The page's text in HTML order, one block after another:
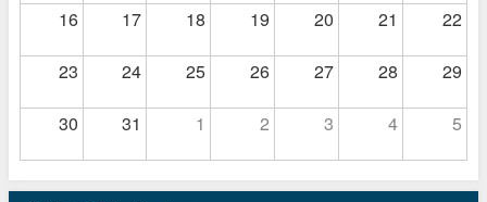
16 17 18 19 20 21 22
23 24 25 26 27 28 29
30 31 1 2 3 4 5